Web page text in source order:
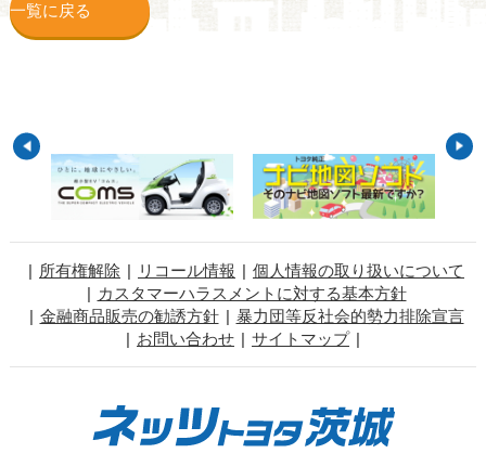
一覧に戻る
所有権解除 リコール情報
個人情報の取り扱いについて
カスタマーハラスメントに対する基本方針
金融商品販売の勧誘方針
暴力団等反社会的勢力排除宣言
お問い合わせ
サイトマップ